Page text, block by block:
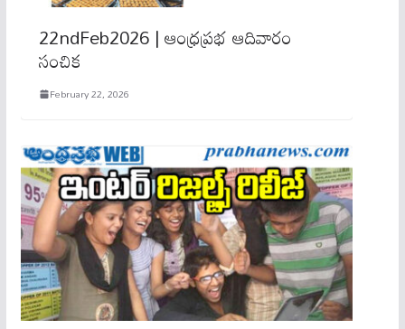
22ndFeb2026 | ఆంధ్రప్రభ ఆదివారం
సంచిక
February 22, 2026